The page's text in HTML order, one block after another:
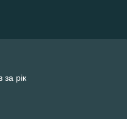
за рік